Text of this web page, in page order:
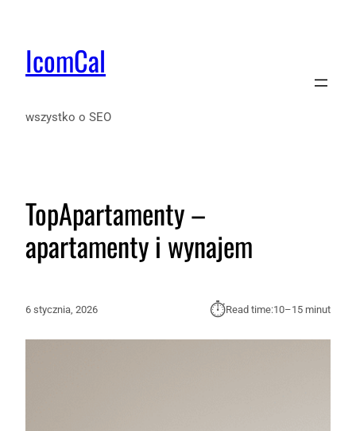
IcomCal
wszystko o SEO
TopApartamenty –
apartamenty i wynajem
6 stycznia, 2026 ⏱︎Read time:10–15 minut